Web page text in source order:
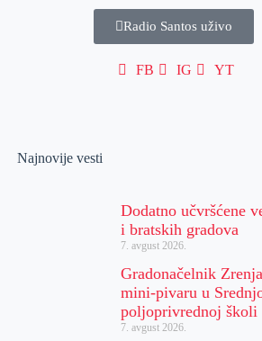
Radio Santos uživo
FB IG YT
Najnovije vesti
Dodatno učvršćene
i bratskih gradova
7. avgust 2026.
Gradonačelnik
mini-pivaru u
poljoprivrednoj školi
7. avgust 2026.